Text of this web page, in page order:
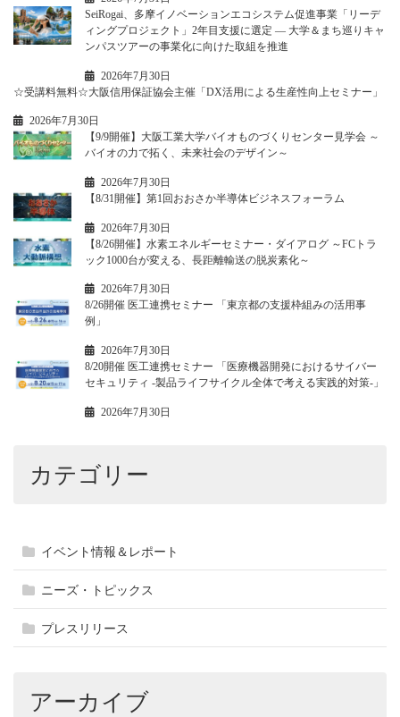
SeiRogai、多摩イノベーションエコシステム促進事業「リーデ
ィングプロジェクト」2年目支援に選定 ― 大学＆まち巡りキャ
ンパスツアーの事業化に向けた取組を推進
2026年7月30日
☆受講料無料☆大阪信用保証協会主催「DX活用による生産性向上セミナー」
2026年7月30日
【9/9開催】大阪工業大学バイオものづくりセンター見学会 ～
バイオの力で拓く、未来社会のデザイン～
2026年7月30日
【8/31開催】第1回おおさか半導体ビジネスフォーラム
2026年7月30日
【8/26開催】水素エネルギーセミナー・ダイアログ ～FCトラ
ック1000台が変える、長距離輸送の脱炭素化～
2026年7月30日
8/26開催 医工連携セミナー 「東京都の支援枠組みの活用事
例」
2026年7月30日
8/20開催 医工連携セミナー 「医療機器開発におけるサイバー
セキュリティ -製品ライフサイクル全体で考える実践的対策-」
2026年7月30日
カテゴリー
イベント情報＆レポート
ニーズ・トピックス
プレスリリース
アーカイブ